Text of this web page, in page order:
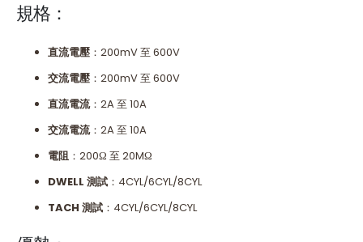
規格：
直流電壓：200mV 至 600V
交流電壓：200mV 至 600V
直流電流：2A 至 10A
交流電流：2A 至 10A
電阻：200Ω 至 20MΩ
DWELL 測試：4CYL/6CYL/8CYL
TACH 測試：4CYL/6CYL/8CYL